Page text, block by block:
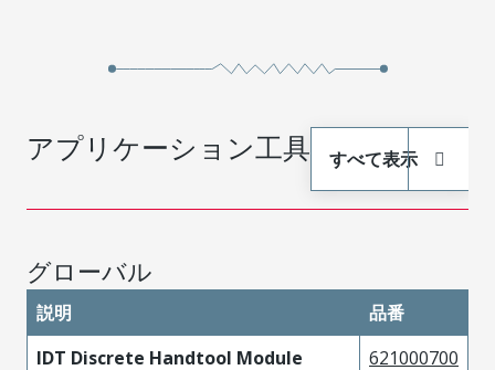
アプリケーション工具 すべて表示
グローバル
説明
品番
IDT Discrete Handtool Module
621000700